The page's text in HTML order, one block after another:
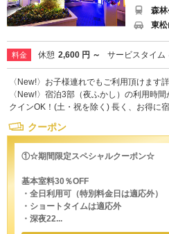
森
東
料金 休憩 2,600 円 ～ サービスタイム
〈New!〉お子様連れでもご利用頂けます
〈New!〉宿泊3部（夜ふかし）の利用時
クインOK！(土・祝を除く) 長く、お得に
クーポン
①☆期間限定スペシャルクーポン☆
基本室料30％OFF
・全日利用可（特別料金日は適応外）
・ショートタイムは適応外
・深夜22...